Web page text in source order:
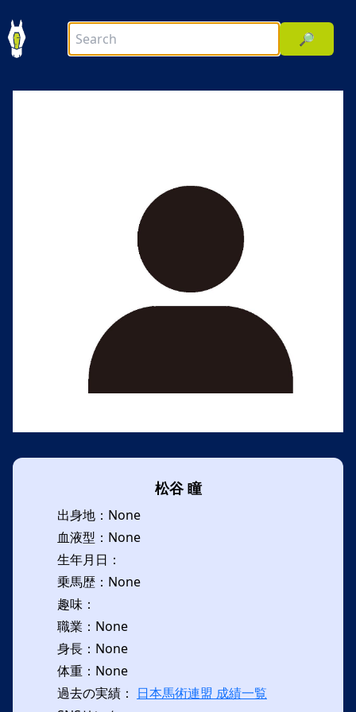
🔎
松谷 瞳
出身地：None
血液型：None
生年月日：
乗馬歴：None
趣味：
職業：None
身長：None
体重：None
過去の実績： 日本馬術連盟 成績一覧